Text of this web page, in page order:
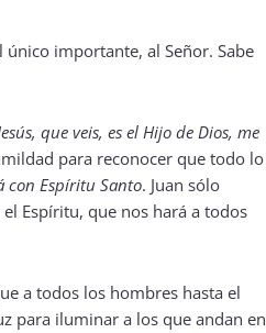
único importante, al Señor. Sabe
que veis, es el Hijo de Dios, me
para reconocer que todo lo
con Espíritu Santo. Juan sólo
Espíritu, que nos hará a todos
a todos los hombres hasta el
para iluminar a los que andan en